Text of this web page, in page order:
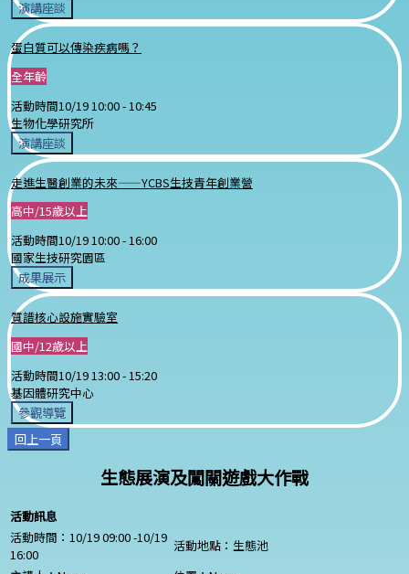
演講座談
蛋白質可以傳染疾病嗎？
全年齡
活動時間10/19 10:00 - 10:45
生物化學研究所
演講座談
走進生醫創業的未來——YCBS生技青年創業營
高中/15歲以上
活動時間10/19 10:00 -16:00
國家生技研究園區
成果展示
質譜核心設施實驗室
國中/12歲以上
活動時間10/19 13:00 - 15:20
基因體研究中心
參觀導覽
回上一頁
生態展演及闖關遊戲大作戰
活動訊息
活動時間：10/19 09:00 -10/19
16:00
活動地點：生態池